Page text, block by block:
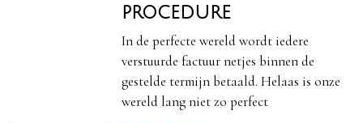
procedure
In de perfecte wereld wordt iedere
verstuurde factuur netjes binnen de
gestelde termijn betaald. Helaas is onze
wereld lang niet zo perfect